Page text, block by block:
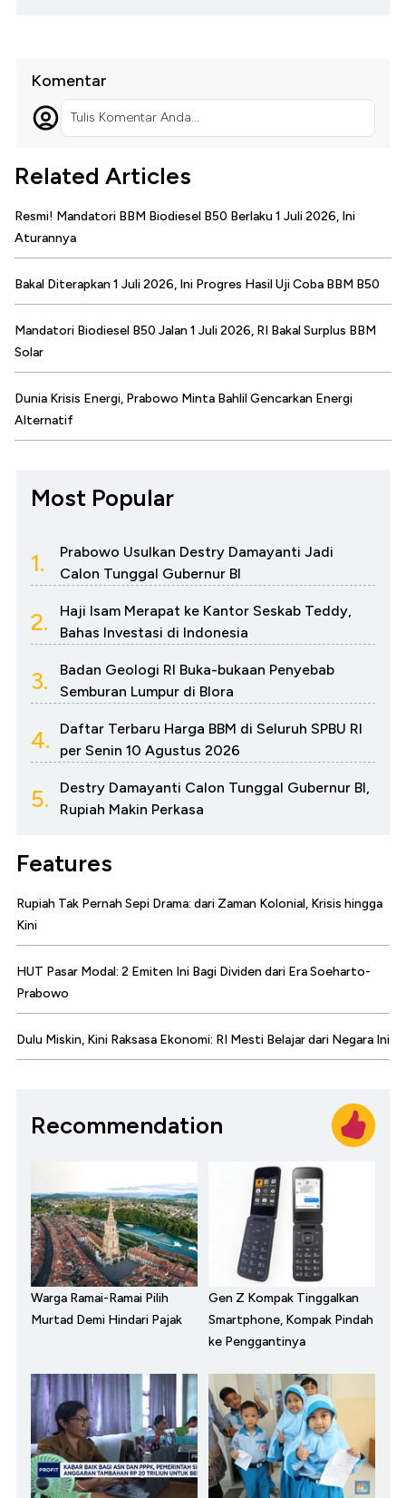
Komentar
Tulis Komentar Anda...
Related Articles
Resmi! Mandatori BBM Biodiesel B50 Berlaku 1 Juli 2026, Ini
Aturannya
Bakal Diterapkan 1 Juli 2026, Ini Progres Hasil Uji Coba BBM B50
Mandatori Biodiesel B50 Jalan 1 Juli 2026, RI Bakal Surplus BBM
Solar
Dunia Krisis Energi, Prabowo Minta Bahlil Gencarkan Energi
Alternatif
Most Popular
1.
Prabowo Usulkan Destry Damayanti Jadi
Calon Tunggal Gubernur BI
2.
Haji Isam Merapat ke Kantor Seskab Teddy,
Bahas Investasi di Indonesia
3.
Badan Geologi RI Buka-bukaan Penyebab
Semburan Lumpur di Blora
4.
Daftar Terbaru Harga BBM di Seluruh SPBU RI
per Senin 10 Agustus 2026
5.
Destry Damayanti Calon Tunggal Gubernur BI,
Rupiah Makin Perkasa
Features
Rupiah Tak Pernah Sepi Drama: dari Zaman Kolonial, Krisis hingga
Kini
HUT Pasar Modal: 2 Emiten Ini Bagi Dividen dari Era Soeharto-
Prabowo
Dulu Miskin, Kini Raksasa Ekonomi: RI Mesti Belajar dari Negara Ini
Recommendation
Warga Ramai-Ramai Pilih
Murtad Demi Hindari Pajak
Gen Z Kompak Tinggalkan
Smartphone, Kompak Pindah
ke Penggantinya